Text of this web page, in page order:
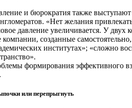
и бюрократия также
«Нет желания
давление увеличивается. У
созданные
институтах»; «сложно
формирования эффективного
или перепрыгнуть